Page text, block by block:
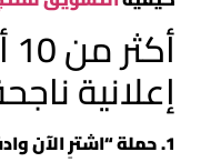
إعلانية
1. حملة “اشترِ الآن وادفع لاحقًا”